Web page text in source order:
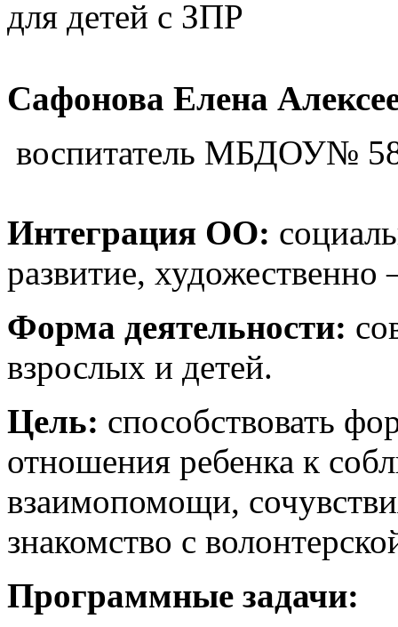
для детей с ЗПР
Сафонова Елена
воспитатель МБДОУ№
Интеграция ОО:
развитие, художественно
Форма деятельности:
взрослых и детей.
Цель: способствовать
отношения ребенка к
взаимопомощи,
знакомство с
Программные задачи: